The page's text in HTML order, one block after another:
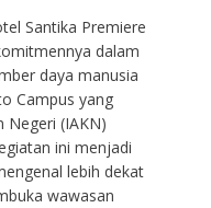
Santika Premiere
dalam
daya manusia
Campus yang
Negeri (IAKN)
ini menjadi
lebih dekat
wawasan